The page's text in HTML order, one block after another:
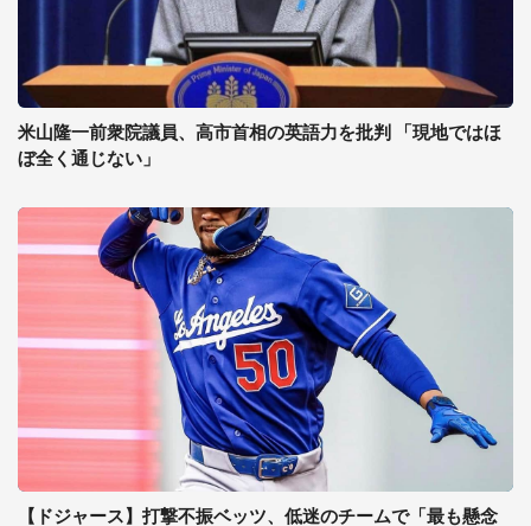
米山隆一前衆院議員、高市首相の英語力を批判 「現地ではほ
ぼ全く通じない」
【ドジャース】打撃不振ベッツ、低迷のチームで「最も懸念